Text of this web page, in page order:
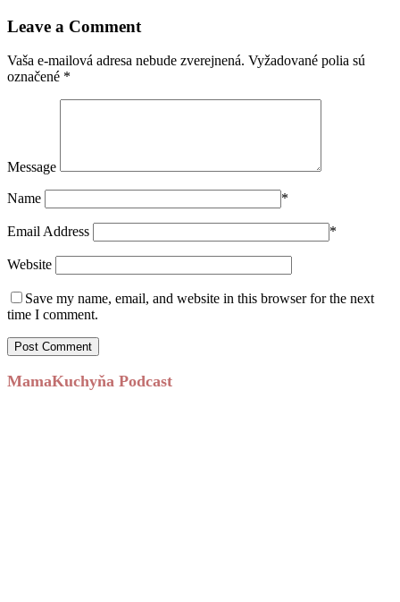
Leave a Comment
Vaša e-mailová adresa nebude zverejnená. Vyžadované polia sú
označené *
Message
Name *
Email Address *
Website
Save my name, email, and website in this browser for the next
time I comment.
MamaKuchyňa Podcast